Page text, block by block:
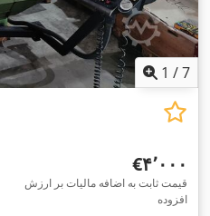
1 /7
‎€۴٬۰۰۰
قیمت ثابت به اضافه مالیات بر ارزش
افزوده